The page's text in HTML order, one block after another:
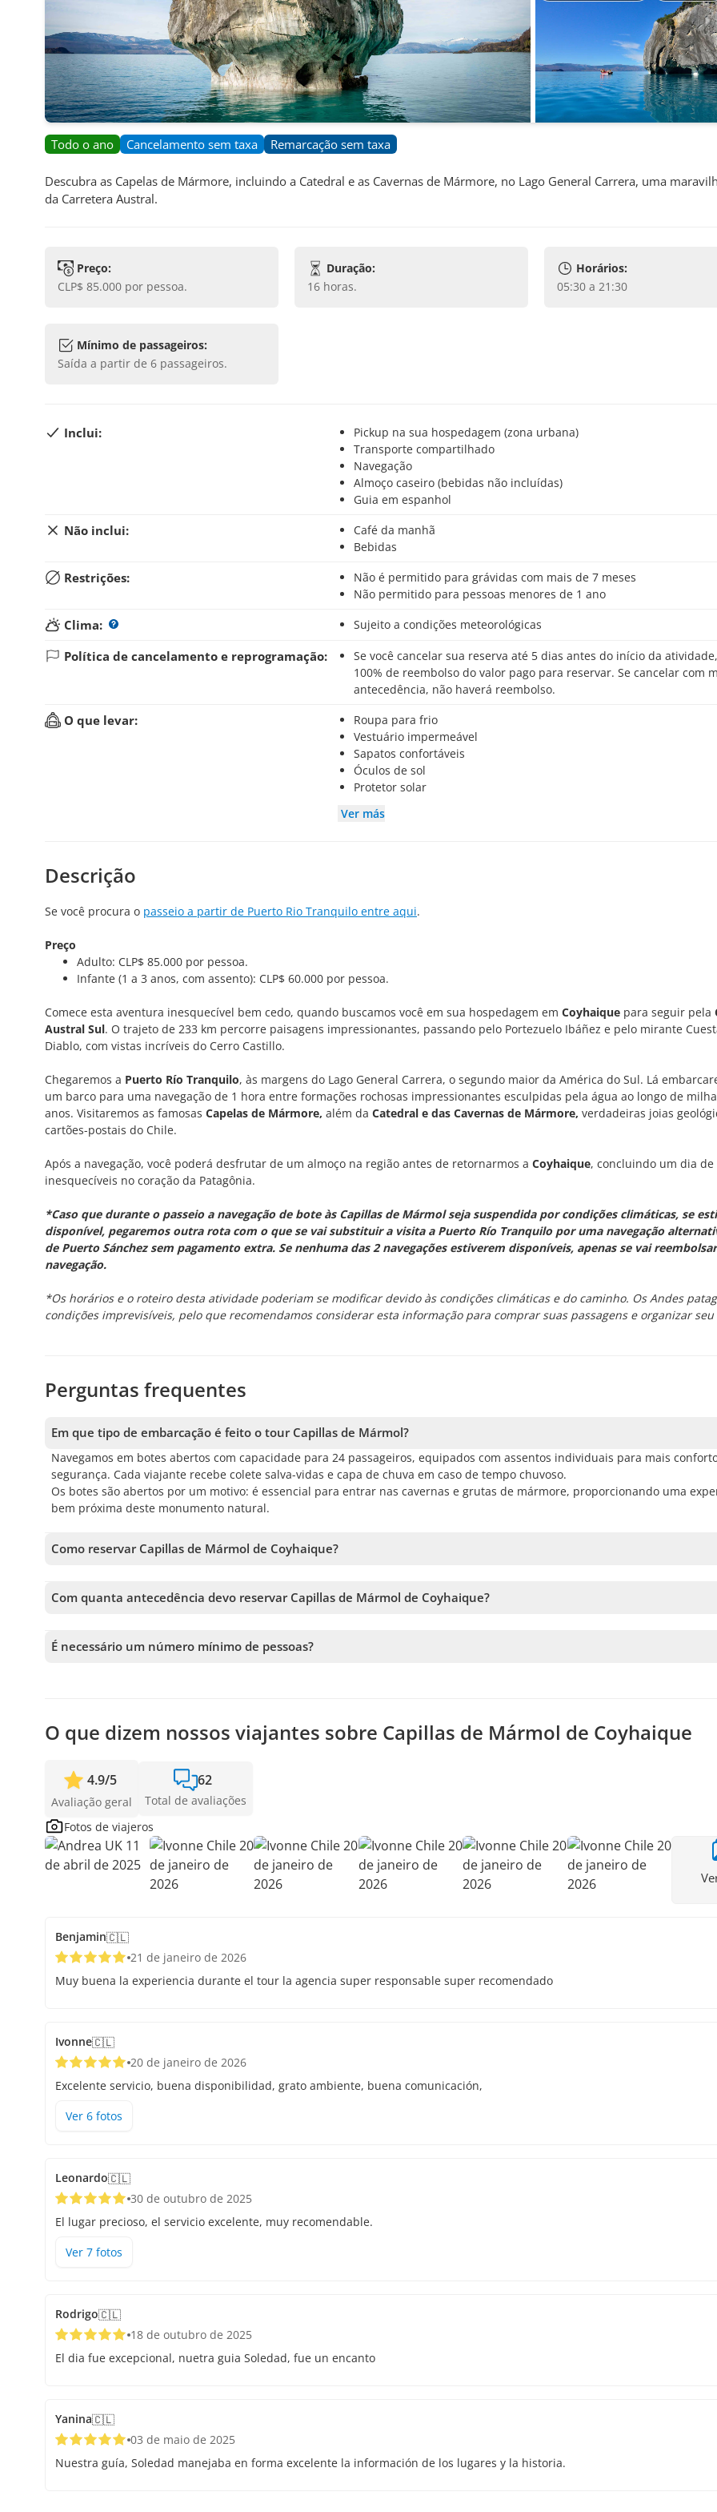
Todo o ano Cancelamento sem taxa Remarcação sem taxa
Descubra as Capelas de Mármore, incluindo a Catedral e as Cavernas de Mármore, no Lago General Carrera, uma
da Carretera Austral.
Preço:
CLP$ 85.000 por pessoa.
Duração:
16 horas.
Horários:
05:30 a 21:30
Mínimo de passageiros:
Saída a partir de 6 passageiros.
Inclui:
Pickup na sua hospedagem (zona urbana)
Transporte compartilhado
Navegação
Almoço caseiro (bebidas não incluídas)
Guia em espanhol
Não inclui:
Café da manhã
Bebidas
Restrições:
Não é permitido para grávidas com mais de 7 meses
Não permitido para pessoas menores de 1 ano
Clima: Sujeito a condições meteorológicas
Política de cancelamento e reprogramação:
Se você cancelar sua reserva até 5 dias antes do início da atividade, receberá
100% de reembolso do valor pago para reservar. Se cancelar com
antecedência, não haverá reembolso.
O que levar:
Roupa para frio
Vestuário impermeável
Sapatos confortáveis
Óculos de sol
Protetor solar
Ver más
Descrição
Se você procura o passeio a partir de Puerto Rio Tranquilo entre aqui.
Preço
Adulto: CLP$ 85.000 por pessoa.
Infante (1 a 3 anos, com assento): CLP$ 60.000 por pessoa.
Comece esta aventura inesquecível bem cedo, quando buscamos você em sua hospedagem em Coyhaique para seguir pela
Austral Sul. O trajeto de 233 km percorre paisagens impressionantes, passando pelo Portezuelo Ibáñez e pelo mirante
Diablo, com vistas incríveis do Cerro Castillo.
Chegaremos a Puerto Río Tranquilo, às margens do Lago General Carrera, o segundo maior da América do Sul. Lá
um barco para uma navegação de 1 hora entre formações rochosas impressionantes esculpidas pela água ao longo de
anos. Visitaremos as famosas Capelas de Mármore, além da Catedral e das Cavernas de Mármore, verdadeiras joias
cartões-postais do Chile.
Após a navegação, você poderá desfrutar de um almoço na região antes de retornarmos a Coyhaique, concluindo um dia de
inesquecíveis no coração da Patagônia.
*Caso que durante o passeio a navegação de bote às Capillas de Mármol seja suspendida por condições climáticas, se
disponível, pegaremos outra rota com o que se vai substituir a visita a Puerto Río Tranquilo por uma navegação
de Puerto Sánchez sem pagamento extra. Se nenhuma das 2 navegações estiverem disponíveis, apenas se vai
navegação.
*Os horários e o roteiro desta atividade poderiam se modificar devido às condições climáticas e do caminho. Os Andes
condições imprevisíveis, pelo que recomendamos considerar esta informação para comprar suas passagens e organizar
Perguntas frequentes
Em que tipo de embarcação é feito o tour Capillas de Mármol?
Navegamos em botes abertos com capacidade para 24 passageiros, equipados com assentos individuais para mais
segurança. Cada viajante recebe colete salva-vidas e capa de chuva em caso de tempo chuvoso.
Os botes são abertos por um motivo: é essencial para entrar nas cavernas e grutas de mármore, proporcionando uma
bem próxima deste monumento natural.
Como reservar Capillas de Mármol de Coyhaique?
adicionar mais tours antes de confirmar sua reserva.
Com quanta antecedência devo reservar Capillas de Mármol de Coyhaique?
garantir sua vaga.
É necessário um número mínimo de pessoas?
O que dizem nossos viajantes sobre Capillas de Mármol de Coyhaique
4.9/5
Avaliação geral
62
Total de avaliações
Fotos de viajeros
Benjamin🇨🇱
21 de janeiro de 2026
Muy buena la experiencia durante el tour la agencia super responsable super recomendado
Ivonne🇨🇱
20 de janeiro de 2026
Excelente servicio, buena disponibilidad, grato ambiente, buena comunicación,
Ver 6 fotos
Leonardo🇨🇱
30 de outubro de 2025
El lugar precioso, el servicio excelente, muy recomendable.
Ver 7 fotos
Rodrigo🇨🇱
18 de outubro de 2025
El dia fue excepcional, nuetra guia Soledad, fue un encanto
Yanina🇨🇱
03 de maio de 2025
Nuestra guía, Soledad manejaba en forma excelente la información de los lugares y la historia.